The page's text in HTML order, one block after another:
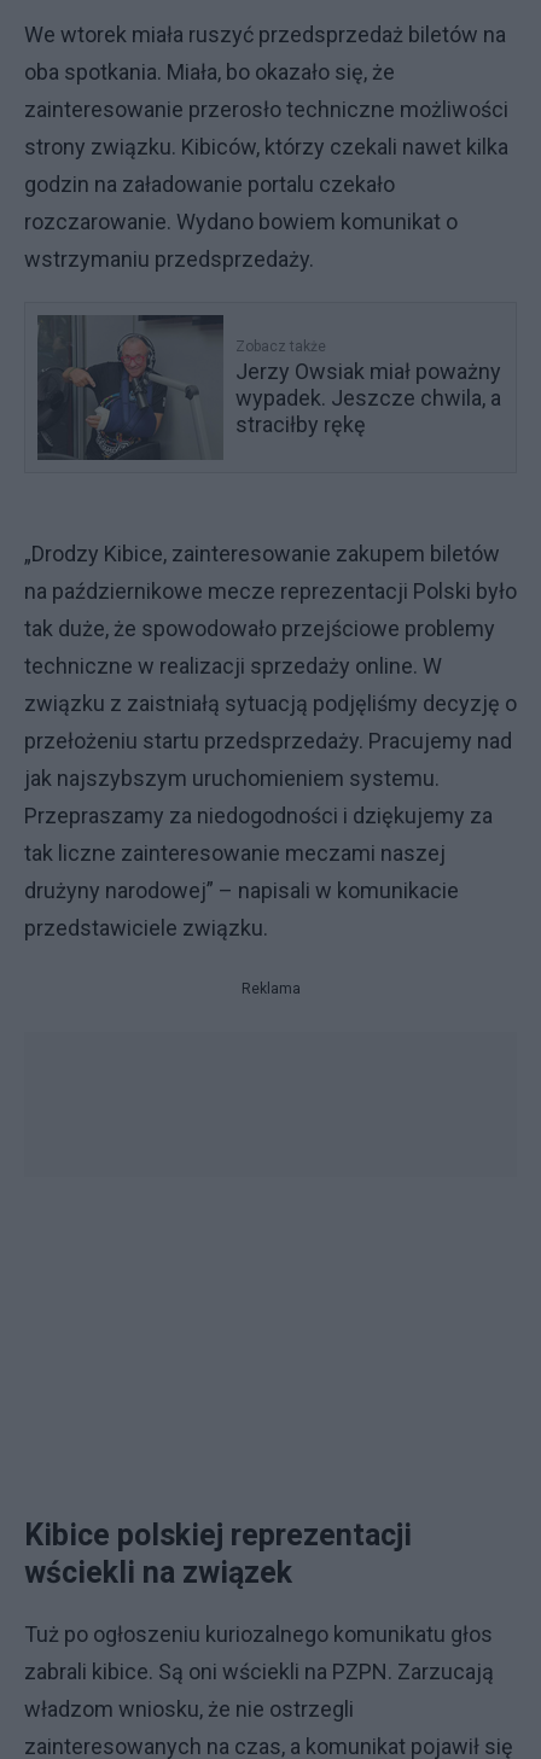
We wtorek miała ruszyć przedsprzedaż biletów na
oba spotkania. Miała, bo okazało się, że
zainteresowanie przerosło techniczne możliwości
strony związku. Kibiców, którzy czekali nawet kilka
godzin na załadowanie portalu czekało
rozczarowanie. Wydano bowiem komunikat o
wstrzymaniu przedsprzedaży.
Zobacz także
Jerzy Owsiak miał poważny
wypadek. Jeszcze chwila, a
straciłby rękę
„Drodzy Kibice, zainteresowanie zakupem biletów
na październikowe mecze reprezentacji Polski było
tak duże, że spowodowało przejściowe problemy
techniczne w realizacji sprzedaży online. W
związku z zaistniałą sytuacją podjęliśmy decyzję o
przełożeniu startu przedsprzedaży. Pracujemy nad
jak najszybszym uruchomieniem systemu.
Przepraszamy za niedogodności i dziękujemy za
tak liczne zainteresowanie meczami naszej
drużyny narodowej” – napisali w komunikacie
przedstawiciele związku.
Reklama
Kibice polskiej reprezentacji
wściekli na związek
Tuż po ogłoszeniu kuriozalnego komunikatu głos
zabrali kibice. Są oni wściekli na PZPN. Zarzucają
władzom wniosku, że nie ostrzegli
zainteresowanych na czas, a komunikat pojawił się